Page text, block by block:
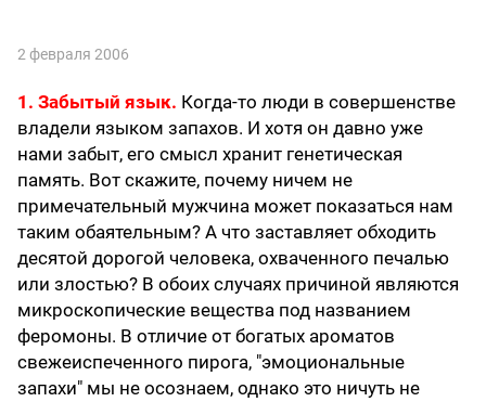
2 февраля 2006
1. Забытый язык. Когда-то люди в совершенстве
владели языком запахов. И хотя он давно уже
нами забыт, его смысл хранит генетическая
память. Вот скажите, почему ничем не
примечательный мужчина может показаться нам
таким обаятельным? А что заставляет обходить
десятой дорогой человека, охваченного печалью
или злостью? В обоих случаях причиной являются
микроскопические вещества под названием
феромоны. В отличие от богатых ароматов
свежеиспеченного пирога, "эмоциональные
запахи" мы не осознаем, однако это ничуть не